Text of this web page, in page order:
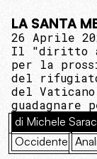
LA SANTA
26 Aprile
Il "diritto a
per la
del
del
guadagnare
di Michele
Occidente